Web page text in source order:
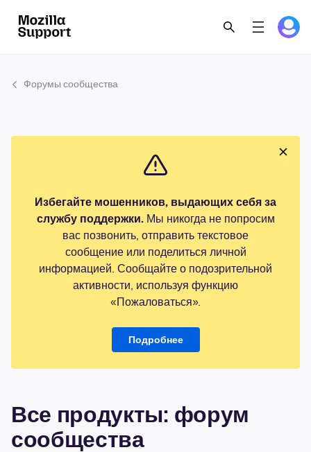
Форумы сообщества
Избегайте мошенников, выдающих себя за
службу поддержки.Мы никогда не попросим
вас позвонить, отправить текстовое
сообщение или поделиться личной
информацией. Сообщайте о подозрительной
активности, используя функцию
«Пожаловаться».
Подробнее
Все продукты: форум
сообщества